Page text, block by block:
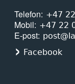
15. april 2026
Endringar
Telefon
+47
Mobil +47 22
E-post
Facebook